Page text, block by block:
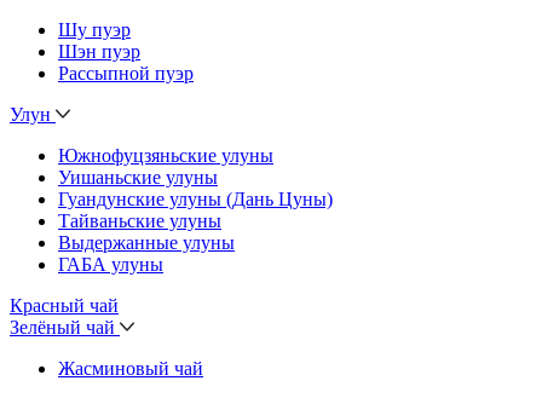
Шу пуэр
Шэн пуэр
Рассыпной пуэр
Улун
Южнофуцзяньские улуны
Уишаньские улуны
Гуандунские улуны (Дань Цуны)
Тайваньские улуны
Выдержанные улуны
ГАБА улуны
Красный чай
Зелёный чай
Жасминовый чай